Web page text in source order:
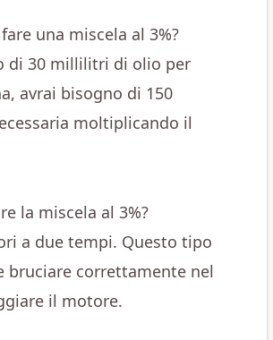
una miscela al 3%?
di 30 millilitri di olio per
avrai bisogno di 150
moltiplicando il
la miscela al 3%?
a due tempi. Questo tipo
bruciare correttamente nel
il motore.